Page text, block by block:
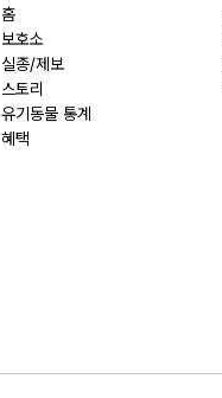
홈
보호소
실종/제보
스토리
유기동물 통계
혜택